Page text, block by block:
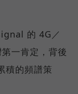
的 4G／
一肯定，背後
積的頻譜策